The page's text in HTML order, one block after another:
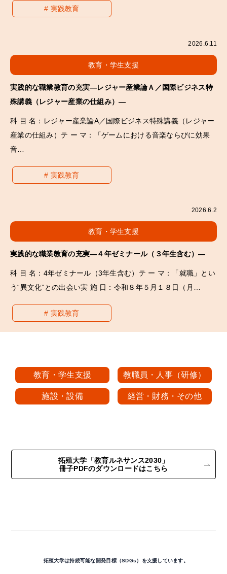
実践教育
2026.6.11
教育・学生支援
実践的な職業教育の充実―レジャー産業論Ａ／国際ビジネス特
殊講義（レジャー産業の仕組み）―
科 目 名：レジャー産業論A／国際ビジネス特殊講義（レジャー
産業の仕組み）テ ー マ：「ゲームにおける音楽ならびに効果
音…
実践教育
2026.6.2
教育・学生支援
実践的な職業教育の充実―４年ゼミナール（３年生含む）―
科 目 名：4年ゼミナール（3年生含む）テ ー マ：「就職」とい
う“異文化”との出会い実 施 日：令和８年５月１８日（月…
実践教育
教育・学生支援 教職員・人事（研修）
施設・設備 経営・財務・その他
拓殖大学「教育ルネサンス2030」
冊子PDFのダウンロードはこちら
拓殖大学は持続可能な開発目標（SDGs）を支援しています。